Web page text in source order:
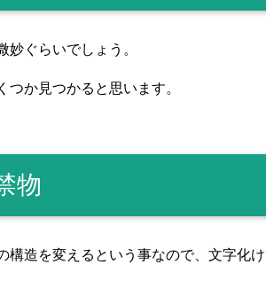
妙ぐらいでしょう。
か見つかると思います。
物
構造を変えるという事なので、文字化